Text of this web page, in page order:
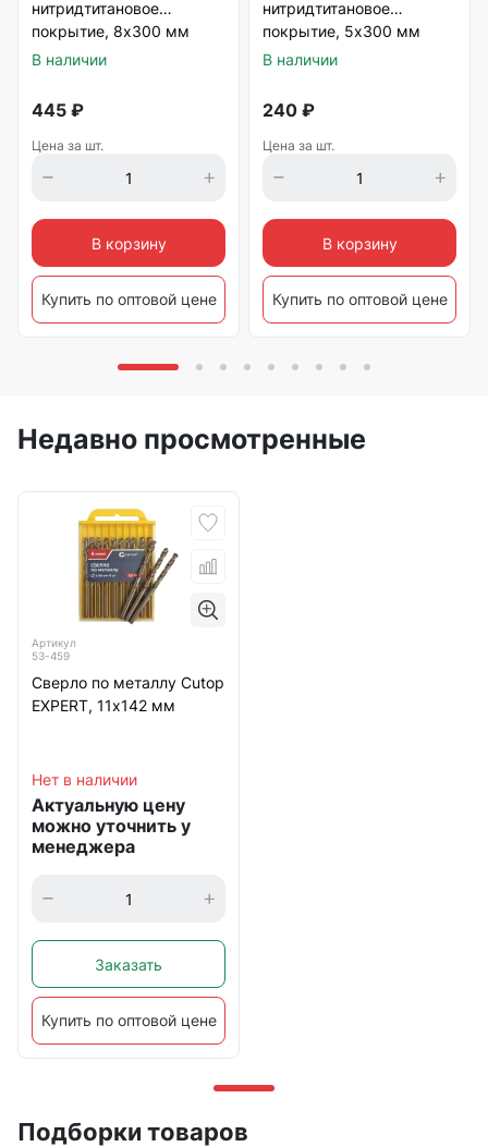
нитридтитановое
покрытие, 8х300 мм
Matrix
В наличии
445 ₽
Цена за шт.
В корзину
Купить по оптовой цене
нитридтитановое
покрытие, 5х300 мм
Matrix
В наличии
240 ₽
Цена за шт.
В корзину
Купить по оптовой цене
Недавно просмотренные
Артикул
53-459
Сверло по металлу Cutop
EXPERT, 11х142 мм
Нет в наличии
Актуальную цену
можно уточнить у
менеджера
Заказать
Купить по оптовой цене
Подборки товаров